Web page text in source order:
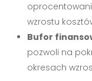
wzrostu
Bufor
pozwoli na
okresach